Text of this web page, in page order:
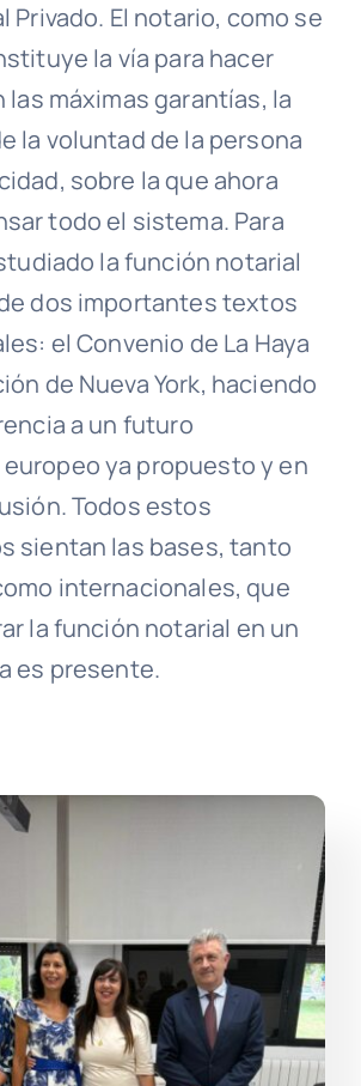
Privado. El notario, como se
la vía para hacer
máximas garantías, la
la voluntad de la persona
sobre la que ahora
todo el sistema. Para
la función notarial
dos importantes textos
el Convenio de La Haya
de Nueva York, haciendo
a un futuro
ya propuesto y en
Todos estos
sientan las bases, tanto
internacionales, que
la función notarial en un
es presente.